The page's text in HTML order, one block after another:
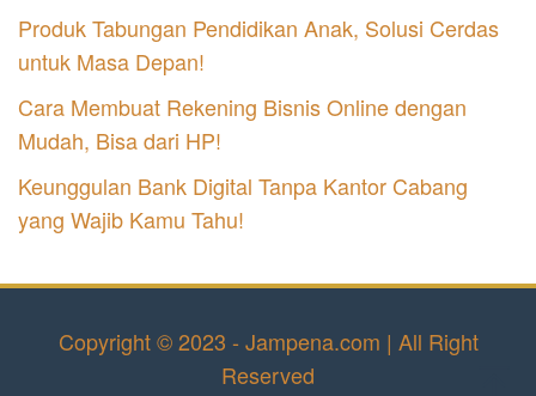
Produk Tabungan Pendidikan Anak, Solusi Cerdas
untuk Masa Depan!
Cara Membuat Rekening Bisnis Online dengan
Mudah, Bisa dari HP!
Keunggulan Bank Digital Tanpa Kantor Cabang
yang Wajib Kamu Tahu!
Copyright © 2023 - Jampena.com | All Right
Reserved